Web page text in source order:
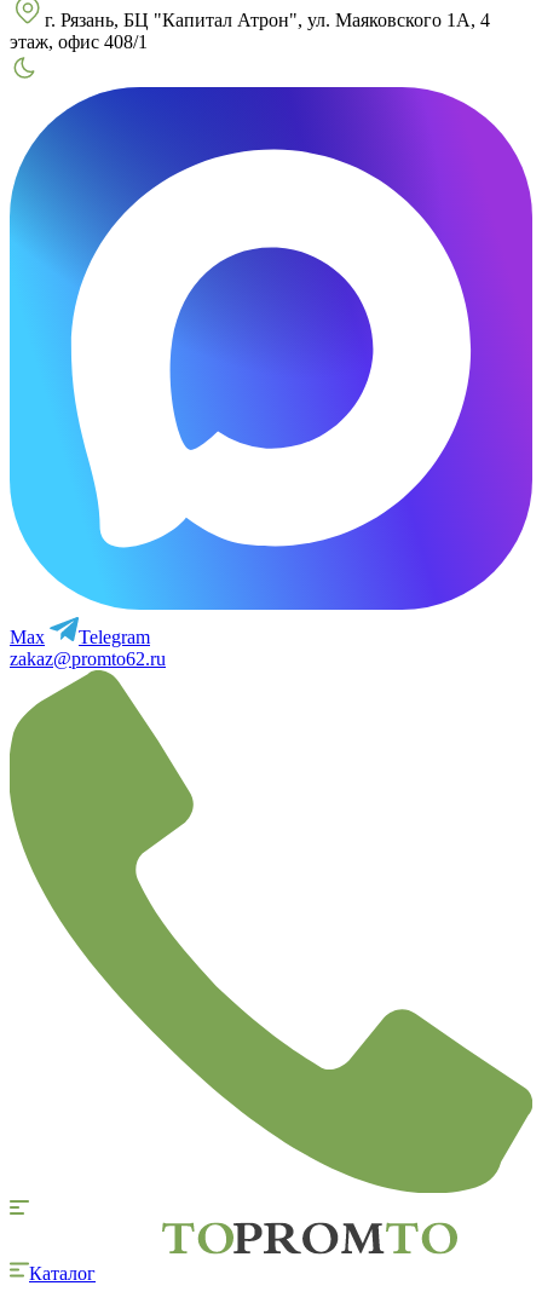
г. Рязань, БЦ "Капитал Атрон", ул. Маяковского 1А, 4
этаж, офис 408/1
Max
Telegram
zakaz@promto62.ru
Каталог